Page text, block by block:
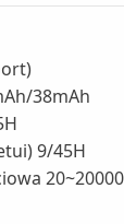
38mAh
9/45H